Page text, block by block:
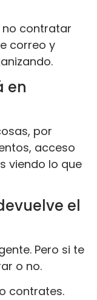
no contratar
correo y
en
por
acceso
viendo lo que
el
Pero si te
o no.
contrates.